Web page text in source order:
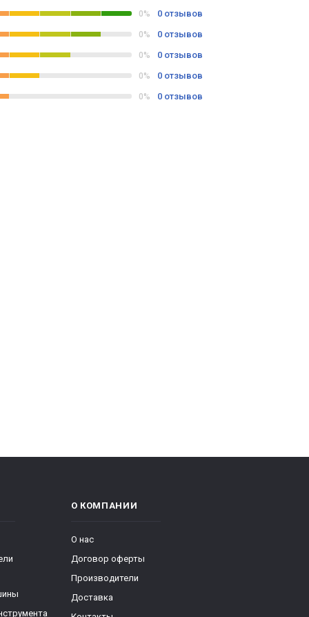
0% 0 отзывов
0% 0 отзывов
0% 0 отзывов
0% 0 отзывов
0% 0 отзывов
О КОМПАНИИ
О нас
Договор оферты
Производители
Доставка